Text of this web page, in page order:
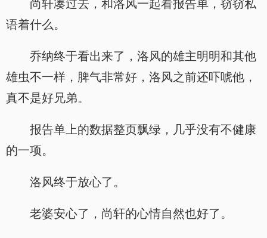
尚轩凑过去，和洛风一起看报告单，窃窃私
语着什么。
乔纳终于看出来了，洛风的雄主明明和其他
雄虫不一样，脾气非常好，洛风之前还吓唬他，
真不是好兄弟。
报告单上的数据整页飘绿，几乎没有不健康
的一项。
洛风终于放心了。
老婆安心了，尚轩的心情自然也好了。